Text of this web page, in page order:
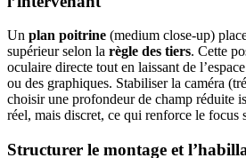
Un plan poitrine (medium close-up)
supérieur selon la règle des tiers. Cette
oculaire directe tout en laissant de
ou des graphiques. Stabiliser la caméra
choisir une profondeur de champ réduite
réel, mais discret, ce qui renforce le focus
Structurer le montage et